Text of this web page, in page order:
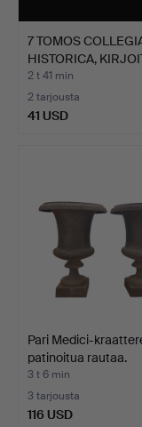
7 TOMOS
HISTORICA,
P.…
2 t 41 min
2 tarjousta
41 USD
Pari Medici-
patinoitua rautaa.
3 t 6 min
3 tarjousta
116 USD